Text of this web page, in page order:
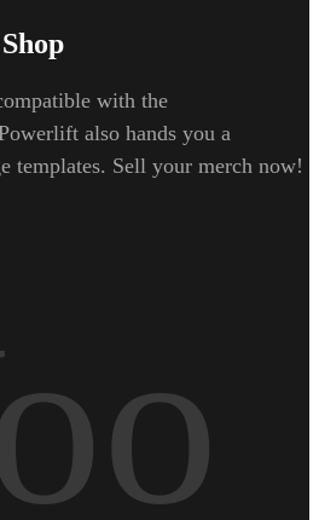
with the
also hands you a
templates. Sell your merch now!